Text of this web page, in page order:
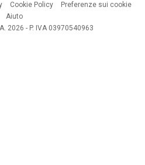
Cookie Policy
Preferenze sui cookie
Aiuto
2026 - P. IVA 03970540963